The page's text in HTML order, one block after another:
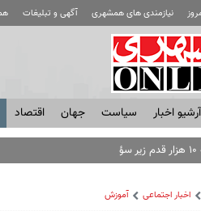
نیازمندی های همشهری آگهی و تبلیغات
آرشیو اخبار سياست جهان اقتصاد
اخبار اجتماعی آموزش